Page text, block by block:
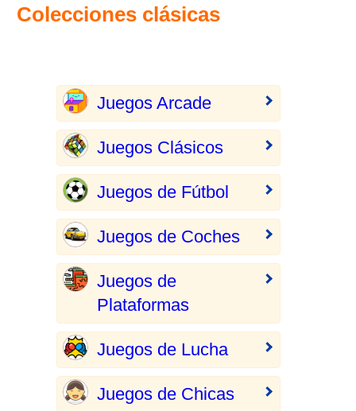
Colecciones clásicas
Juegos Arcade
Juegos Clásicos
Juegos de Fútbol
Juegos de Coches
Juegos de
Plataformas
Juegos de Lucha
Juegos de Chicas